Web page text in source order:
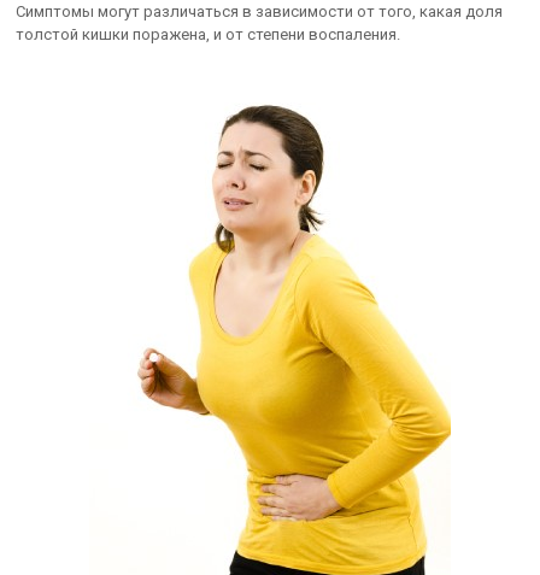
Симптомы могут различаться в зависимости от того, какая доля
толстой кишки поражена, и от степени воспаления.